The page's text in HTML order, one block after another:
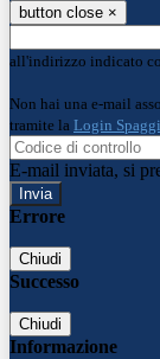
button close ×
all'indirizzo indicato
Non hai una e-mail
tramite la Login
E-mail inviata, si
Errore
Chiudi
Successo
Chiudi
Informazione